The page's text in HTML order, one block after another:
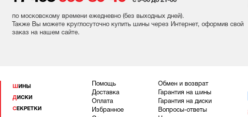
по московскому времени ежедневно (без выходных дней).
Также Вы можете круглосуточно купить шины через Интернет, оформив свой
заказ на нашем сайте.
ШИНЫ
ДИСКИ
СЕКРЕТКИ
Помощь
Доставка
Оплата
Избранное
Обмен и возврат
Гарантия на шины
Гарантия на диски
Вопросы-ответы